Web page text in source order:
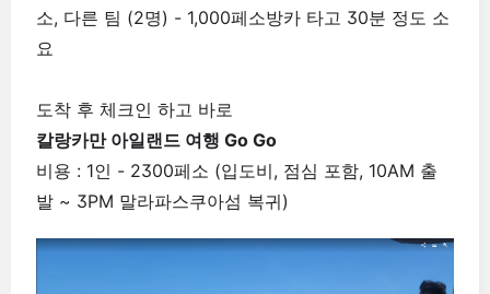
소, 다른 팀 (2명) - 1,000페소방카 타고 30분 정도 소
요
도착 후 체크인 하고 바로
칼랑카만 아일랜드 여행 Go Go
비용 : 1인 - 2300페소 (입도비, 점심 포함, 10AM 출
발 ~ 3PM 말라파스쿠아섬 복귀)